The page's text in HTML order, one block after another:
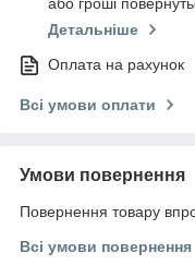
або гроші
Детальніше
Оплата на рахунок
Всі умови оплати
Умови повернення
Повернення товару
Всі умови повернення